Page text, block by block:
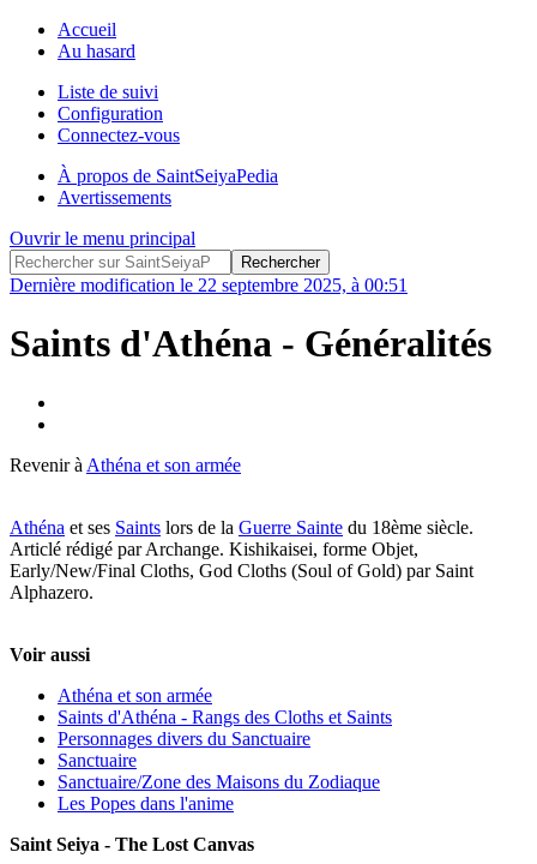
Accueil
Au hasard
Liste de suivi
Configuration
Connectez-vous
À propos de SaintSeiyaPedia
Avertissements
Ouvrir le menu principal
Dernière modification le 22 septembre 2025, à 00:51
Saints d'Athéna - Généralités
Revenir à Athéna et son armée
Athéna et ses Saints lors de la Guerre Sainte du 18ème siècle.
Articlé rédigé par Archange. Kishikaisei, forme Objet,
Early/New/Final Cloths, God Cloths (Soul of Gold) par Saint
Alphazero.
Voir aussi
Athéna et son armée
Saints d'Athéna - Rangs des Cloths et Saints
Personnages divers du Sanctuaire
Sanctuaire
Sanctuaire/Zone des Maisons du Zodiaque
Les Popes dans l'anime
Saint Seiya - The Lost Canvas